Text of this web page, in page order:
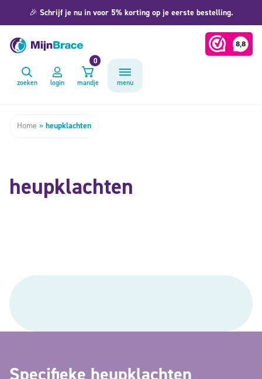
🎉 Schrijf je nu in voor 5% korting op je eerste bestelling.
zoeken login mandje
0
menu
Home » heupklachten
heupklachten
Specifieke heupklachten